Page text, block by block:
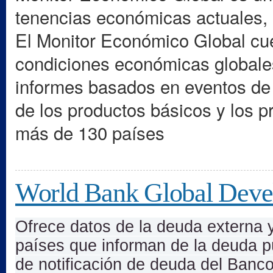
tenencias económicas
El Monitor Económico Global
condiciones económicas
informes basados en eventos
de los productos básicos y los
más de 130 países
World Bank Global
Ofrece datos de la deuda externa
países que informan de la deuda
de notificación de deuda del